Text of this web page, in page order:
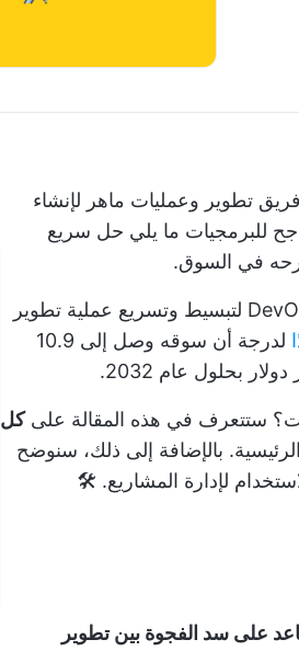
فريق تطوير وعمليات ماهر لإنشاء
للبرمجيات ما يلي حل سريع
طرحه في السوق.
هذا هو السبب في تحول العديد من الشركات إلى سير عمل DevOps لتبسيط وتسريع عملية تطوير
لدرجة أن سوقه وصل إلى 10.9
ستتعرف في هذه المقالة علىكل
بالإضافة إلى ذلك، سنوضح
على سد الفجوة بين تطوير